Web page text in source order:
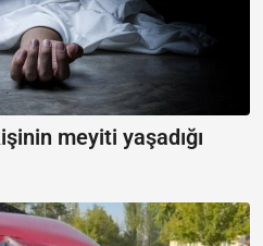
meyiti yaşadığı